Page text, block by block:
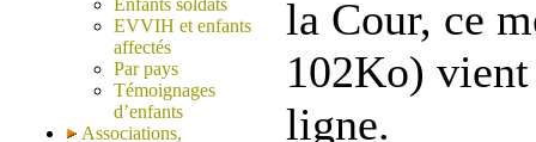
Enfants soldats
EVVIH et enfants
affectés
Par pays
Témoignages
d’enfants
Associations,
la Cour, ce
102Ko)
ligne.